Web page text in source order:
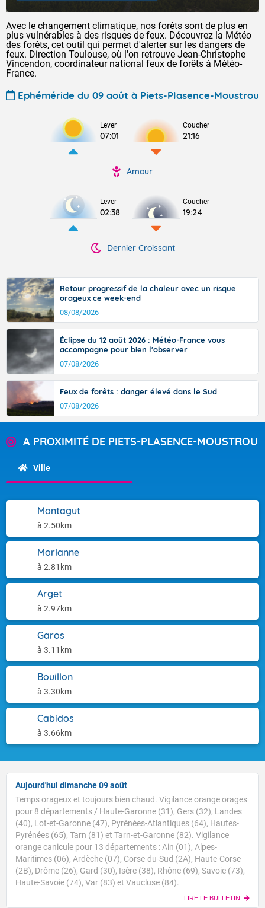
Avec le changement climatique, nos forêts sont de plus en
plus vulnérables à des risques de feux. Découvrez la Météo
des forêts, cet outil qui permet d'alerter sur les dangers de
feux. Direction Toulouse, où l'on retrouve Jean-Christophe
Vincendon, coordinateur national feux de forêts à Météo-
France.
Ephéméride du 09 août à Piets-Plasence-Moustrou
Lever
07:01
Coucher
21:16
Amour
Lever
02:38
Coucher
19:24
Dernier Croissant
Retour progressif de la chaleur avec un risque
orageux ce week-end
08/08/2026
Éclipse du 12 août 2026 : Météo-France vous
accompagne pour bien l'observer
07/08/2026
Feux de forêts : danger élevé dans le Sud
07/08/2026
A PROXIMITÉ DE PIETS-PLASENCE-MOUSTROU
Ville
Montagut
à 2.50km
Morlanne
à 2.81km
Arget
à 2.97km
Garos
à 3.11km
Bouillon
à 3.30km
Cabidos
à 3.66km
Aujourd'hui dimanche 09 août
Temps orageux et toujours bien chaud. Vigilance orange orages
pour 8 départements / Haute-Garonne (31), Gers (32), Landes
(40), Lot-et-Garonne (47), Pyrénées-Atlantiques (64), Hautes-
Pyrénées (65), Tarn (81) et Tarn-et-Garonne (82). Vigilance
orange canicule pour 13 départements : Ain (01), Alpes-
Maritimes (06), Ardèche (07), Corse-du-Sud (2A), Haute-Corse
(2B), Drôme (26), Gard (30), Isère (38), Rhône (69), Savoie (73),
Haute-Savoie (74), Var (83) et Vaucluse (84).
LIRE LE BULLETIN
Voici les températures relevées à 07h suivies des
maximales prévues cet après-midi : Brest : 12/27 Paris
: 20/34 Lyon : 22/37 Biarritz : 20/27 Cherbourg : 19/27
Tours : 24/34 Clermont-Fd : 22/34 Perpignan : 23/32